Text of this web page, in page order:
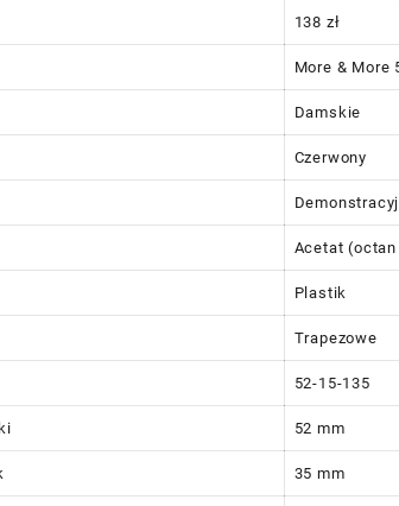
138 zł
More & More
Damskie
Czerwony
Acetat
Plastik
Trapezowe
52-15-135
52 mm
35 mm